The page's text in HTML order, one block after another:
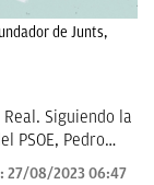
de Junts,
Siguiendo la
PSOE, Pedro
política
27/08/2023 06:47